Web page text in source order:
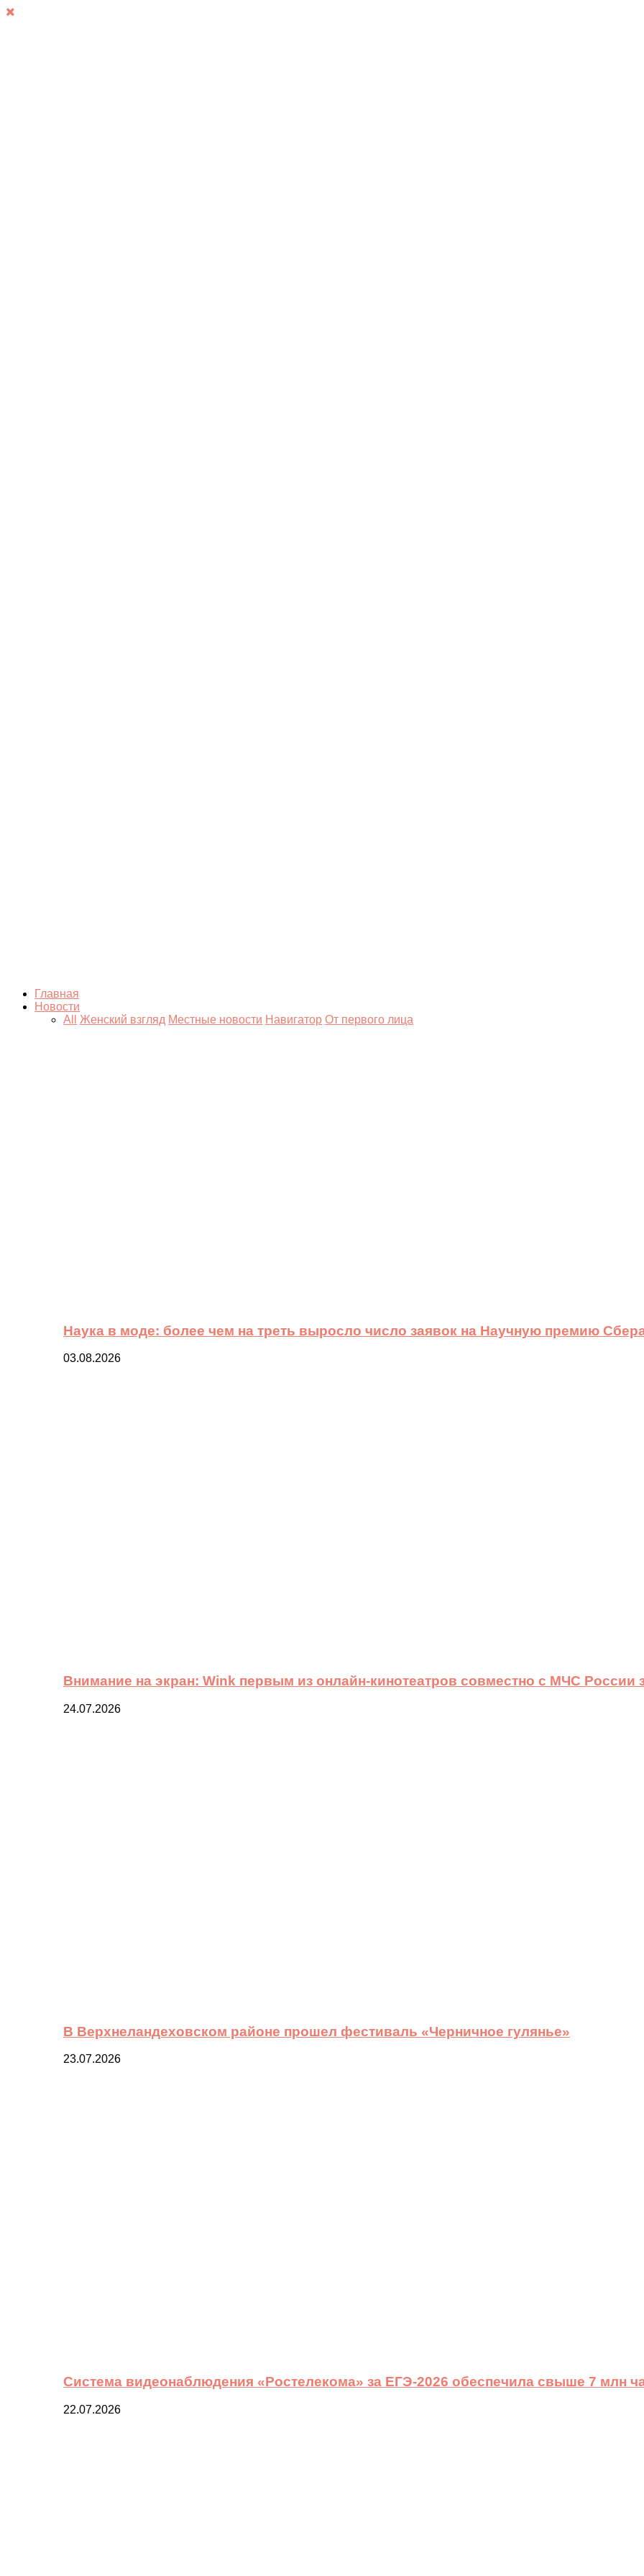
Главная
Новости
All
Женский взгляд Местные новости Навигатор От первого лица
Наука в моде: более чем на треть выросло число заявок на Научную премию
03.08.2026
Внимание на экран: Wink первым из онлайн-кинотеатров совместно с МЧС России
24.07.2026
В Верхнеландеховском районе прошел фестиваль «Черничное гулянье»
23.07.2026
Система видеонаблюдения «Ростелекома» за ЕГЭ-2026 обеспечила свыше 7 млн
22.07.2026